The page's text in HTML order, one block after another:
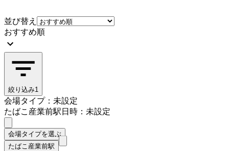
並び替え
おすすめ順
絞り込み1
会場タイプ：未設定
たばこ産業前駅日時：未設定
会場タイプを選ぶ
たばこ産業前駅